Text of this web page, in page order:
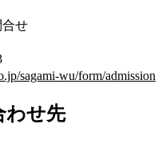
せ
sagami-wu/form/admission
わせ先